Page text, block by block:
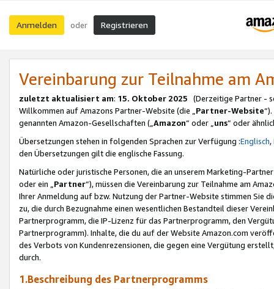
Anmelden oder Registrieren
Vereinbarung zur Teilnahme am
zuletzt aktualisiert am: 15. Oktober 2025 (Derzeitige Partner -
Willkommen auf Amazons Partner-Website (die „Partner-Website
genannten Amazon-Gesellschaften („Amazon“ oder „uns“ oder
Übersetzungen stehen in folgenden Sprachen zur Verfügung :Englisch,
den Übersetzungen gilt die englische Fassung.
Natürliche oder juristische Personen, die an unserem Marketing-
oder ein „Partner“), müssen die Vereinbarung zur Teilnahme am
Ihrer Anmeldung auf bzw. Nutzung der Partner-Website stimmen Sie
zu, die durch Bezugnahme einen wesentlichen Bestandteil dieser
Partnerprogramm, die IP-Lizenz für das Partnerprogramm, den
Partnerprogramm). Inhalte, die du auf der Website Amazon.com
des Verbots von Kundenrezensionen, die gegen eine Vergütung
durch.
1.Beschreibung des Partnerprogramms